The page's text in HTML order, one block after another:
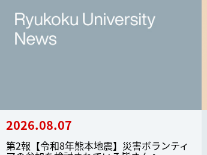
2026.08.07
第2報【令和8年熊本地震】災害ボランティ